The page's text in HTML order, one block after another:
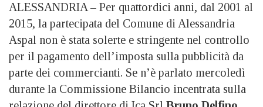
ALESSANDRIA – Per quattordici anni, dal 2001 al
2015, la partecipata del Comune di Alessandria
Aspal non è stata solerte e stringente nel controllo
per il pagamento dell’imposta sulla pubblicità da
parte dei commercianti. Se n’è parlato mercoledì
durante la Commissione Bilancio incentrata sulla